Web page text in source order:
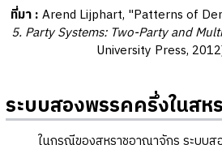
ที่มา : Arend Lijphart, "Patterns of
5. Party Systems: Two-Party and
University Press,
ระบบสองพรรคครึ่งในสห